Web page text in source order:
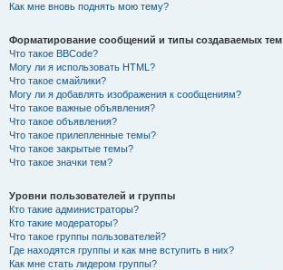
Как мне вновь поднять мою тему?
Форматирование сообщений и типы создаваемых тем
Что такое BBCode?
Могу ли я использовать HTML?
Что такое смайлики?
Могу ли я добавлять изображения к сообщениям?
Что такое важные объявления?
Что такое объявления?
Что такое прилепленные темы?
Что такое закрытые темы?
Что такое значки тем?
Уровни пользователей и группы
Кто такие администраторы?
Кто такие модераторы?
Что такое группы пользователей?
Где находятся группы и как мне вступить в них?
Как мне стать лидером группы?